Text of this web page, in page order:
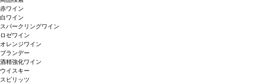
赤ワイン
白ワイン
スパークリングワイン
ロゼワイン
オレンジワイン
ブランデー
酒精強化ワイン
ウイスキー
スピリッツ